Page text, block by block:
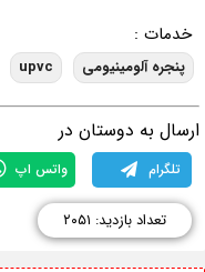
خدمات :
پنجره آلومینیومی upvc
به دوستان در
تلگرام واتس اپ
تعداد بازدید: ۲۰۵۱